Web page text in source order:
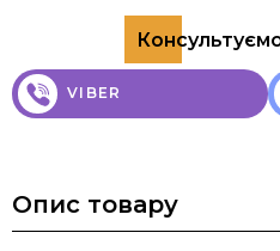
VIBER
Опис товару